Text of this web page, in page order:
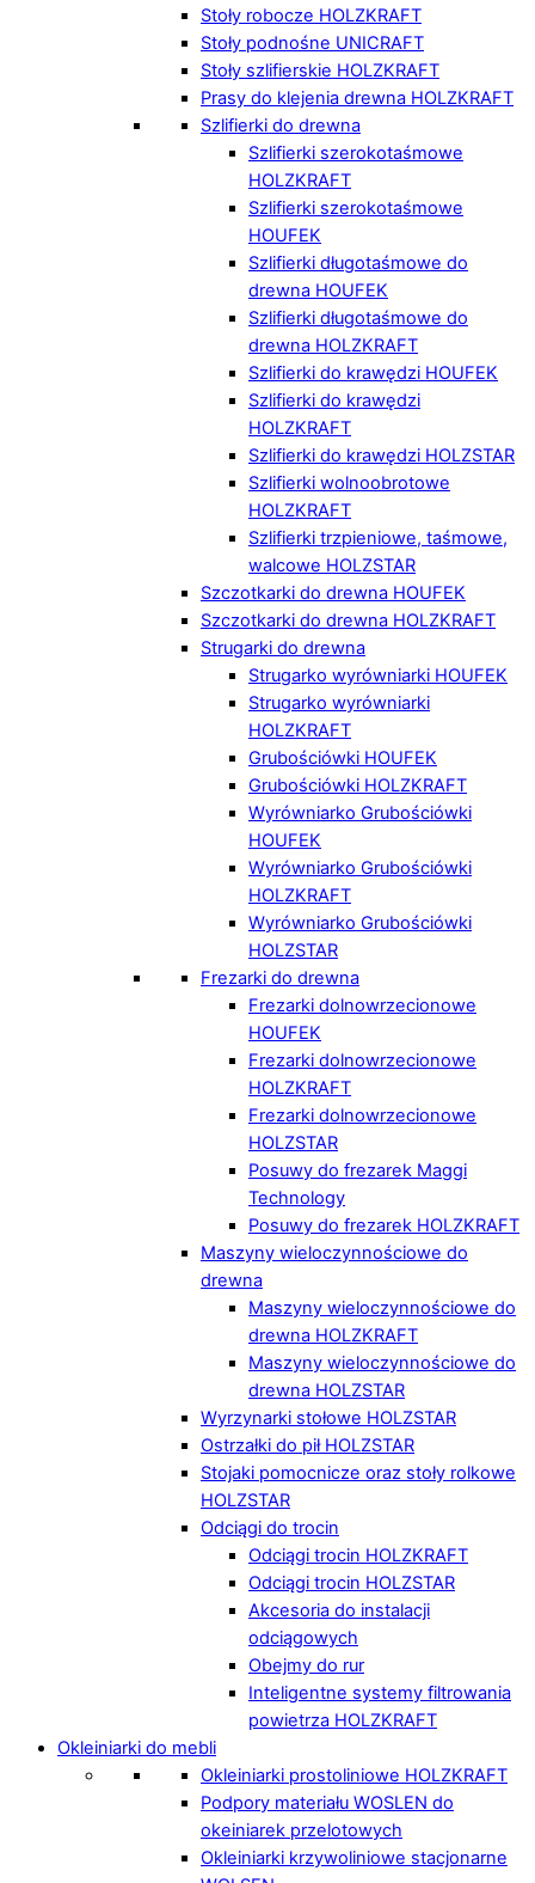
Stoły robocze HOLZKRAFT
Stoły podnośne UNICRAFT
Stoły szlifierskie HOLZKRAFT
Prasy do klejenia drewna HOLZKRAFT
Szlifierki do drewna
Szlifierki szerokotaśmowe
HOLZKRAFT
Szlifierki szerokotaśmowe
HOUFEK
Szlifierki długotaśmowe do
drewna HOUFEK
Szlifierki długotaśmowe do
drewna HOLZKRAFT
Szlifierki do krawędzi HOUFEK
Szlifierki do krawędzi
HOLZKRAFT
Szlifierki do krawędzi HOLZSTAR
Szlifierki wolnoobrotowe
HOLZKRAFT
Szlifierki trzpieniowe, taśmowe,
walcowe HOLZSTAR
Szczotkarki do drewna HOUFEK
Szczotkarki do drewna HOLZKRAFT
Strugarki do drewna
Strugarko wyrówniarki HOUFEK
Strugarko wyrówniarki
HOLZKRAFT
Grubościówki HOUFEK
Grubościówki HOLZKRAFT
Wyrówniarko Grubościówki
HOUFEK
Wyrówniarko Grubościówki
HOLZKRAFT
Wyrówniarko Grubościówki
HOLZSTAR
Frezarki do drewna
Frezarki dolnowrzecionowe
HOUFEK
Frezarki dolnowrzecionowe
HOLZKRAFT
Frezarki dolnowrzecionowe
HOLZSTAR
Posuwy do frezarek Maggi
Technology
Posuwy do frezarek HOLZKRAFT
Maszyny wieloczynnościowe do
drewna
Maszyny wieloczynnościowe do
drewna HOLZKRAFT
Maszyny wieloczynnościowe do
drewna HOLZSTAR
Wyrzynarki stołowe HOLZSTAR
Ostrzałki do pił HOLZSTAR
Stojaki pomocnicze oraz stoły rolkowe
HOLZSTAR
Odciągi do trocin
Odciągi trocin HOLZKRAFT
Odciągi trocin HOLZSTAR
Akcesoria do instalacji
odciągowych
Obejmy do rur
Inteligentne systemy filtrowania
powietrza HOLZKRAFT
Okleiniarki do mebli
Okleiniarki prostoliniowe HOLZKRAFT
Podpory materiału WOSLEN do
okeiniarek przelotowych
Okleiniarki krzywoliniowe stacjonarne